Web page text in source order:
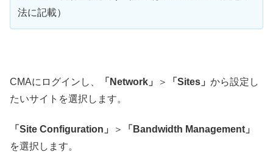
法に記載）
CMAにログインし、 「Network」 ＞ 「Sites」 から設定し
たいサイトを選択します。
「Site Configuration」 ＞
「Bandwidth Management」
を選択します。